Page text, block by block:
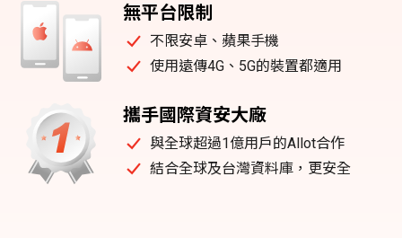
無平台限制
不限安卓、蘋果手機
使用遠傳4G、5G的裝置都適用
攜手國際資安大廠
與全球超過1億用戶的Allot合作
結合全球及台灣資料庫，更安全